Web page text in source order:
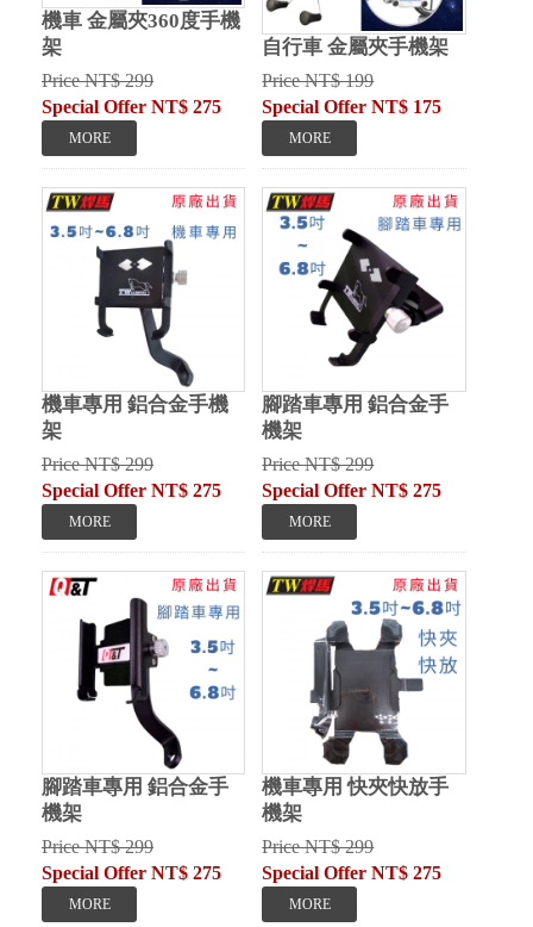
機車 金屬夾360度手機
架
Price NT$ 299
Special Offer NT$ 275
自行車 金屬夾手機架
Price NT$ 199
Special Offer NT$ 175
機車專用 鋁合金手機
架
Price NT$ 299
Special Offer NT$ 275
腳踏車專用 鋁合金手
機架
Price NT$ 299
Special Offer NT$ 275
腳踏車專用 鋁合金手
機架
Price NT$ 299
Special Offer NT$ 275
機車專用 快夾快放手
機架
Price NT$ 299
Special Offer NT$ 275